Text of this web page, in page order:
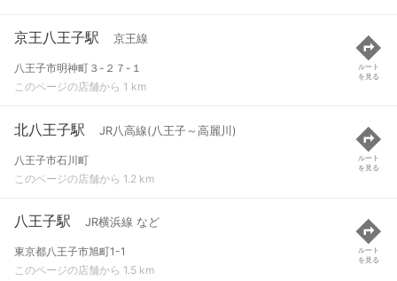
京王八王子駅 京王線
八王子市明神町３-２７-１
このページの店舗から 1 km
ルート
を見る
北八王子駅 JR八高線(八王子～高麗川)
八王子市石川町
このページの店舗から 1.2 km
ルート
を見る
八王子駅 JR横浜線 など
東京都八王子市旭町1-1
このページの店舗から 1.5 km
ルート
を見る